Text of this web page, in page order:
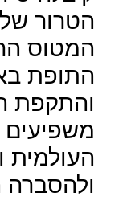
הטרור
המטוס
התופת
והתקפת
העולמית